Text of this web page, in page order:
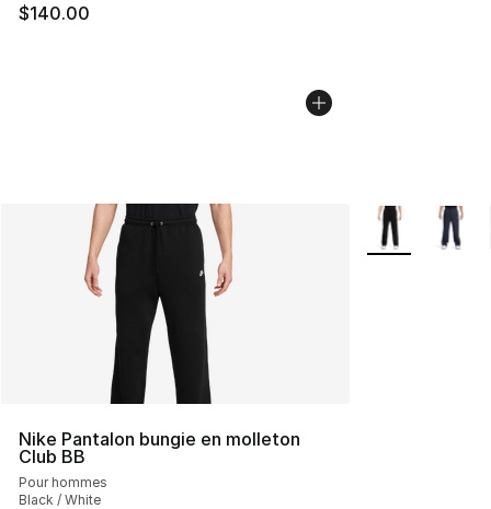
$140.00
Nike Pantalon bungie en molleton
Club BB
Pour hommes
Black / White
Plus de